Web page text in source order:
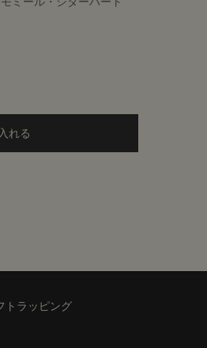
れる
トラッピング